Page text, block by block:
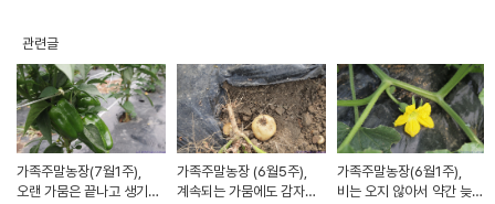
관련글
가족주말농장(7월1주),
오랜 가뭄은 끝나고 생기를
가족주말농장 (6월5주),
계속되는 가뭄에도 감자를
가족주말농장(6월1주),
비는 오지 않아서 약간 늦어